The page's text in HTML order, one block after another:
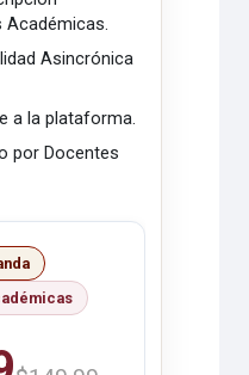
Académicas.
Asincrónica
a la plataforma.
por Docentes